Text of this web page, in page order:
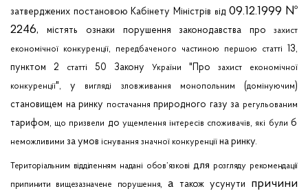
затверджених постановою Кабінету Міністрів від 09.12.1999 №
2246,
містять ознаки порушення законодавства прозахист
економічної конкуренції, передбаченого частиною першою статті
13,
пунктом 2
статті 50 Закону України "Про захист економічної
конкуренції", у вигляді зловживання монопольним (домінуючим)
становищем на ринку постачання природного газу за регульованим
тарифом, що призвели до ущемлення інтересів споживачів, які були б
неможливими за умов існування значної конкуренції на ринку.
Територіальним відділенням надані обов’язкові для розгляду рекомендації
припинити вищезазначене порушення, а також усунути причини